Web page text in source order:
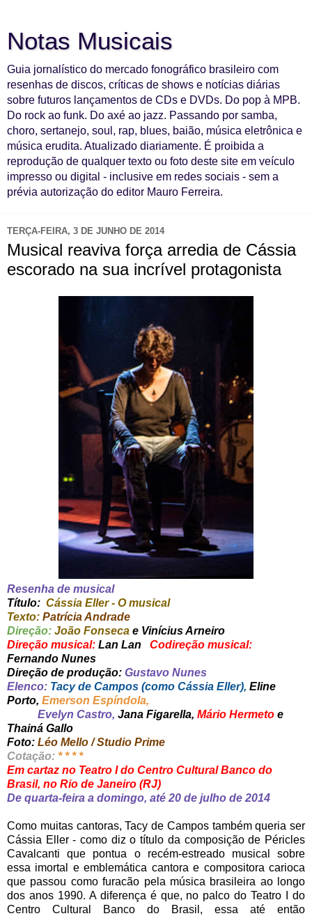
Notas Musicais
Guia jornalístico do mercado fonográfico brasileiro com
resenhas de discos, críticas de shows e notícias diárias
sobre futuros lançamentos de CDs e DVDs. Do pop à MPB.
Do rock ao funk. Do axé ao jazz. Passando por samba,
choro, sertanejo, soul, rap, blues, baião, música eletrônica e
música erudita. Atualizado diariamente. É proibida a
reprodução de qualquer texto ou foto deste site em veículo
impresso ou digital - inclusive em redes sociais - sem a
prévia autorização do editor Mauro Ferreira.
TERÇA-FEIRA, 3 DE JUNHO DE 2014
Musical reaviva força arredia de Cássia
escorado na sua incrível protagonista
Resenha de musical
Título: Cássia Eller - O musical
Texto: Patrícia Andrade
Direção: João Fonseca e Vinícius Arneiro
Direção musical: Lan Lan Codireção musical:
Fernando Nunes
Direção de produção: Gustavo Nunes
Elenco: Tacy de Campos (como Cássia Eller), Eline
Porto, Emerson Espíndola,
Evelyn Castro, Jana Figarella, Mário Hermeto e
Thainá Gallo
Foto: Léo Mello / Studio Prime
Cotação: * * * *
Em cartaz no Teatro I do Centro Cultural Banco do
Brasil, no Rio de Janeiro (RJ)
De quarta-feira a domingo, até 20 de julho de 2014
Como muitas cantoras, Tacy de Campos também queria ser
Cássia Eller - como diz o título da composição de Péricles
Cavalcanti que pontua o recém-estreado musical sobre
essa imortal e emblemática cantora e compositora carioca
que passou como furacão pela música brasileira ao longo
dos anos 1990. A diferença é que, no palco do Teatro I do
Centro Cultural Banco do Brasil, essa até então